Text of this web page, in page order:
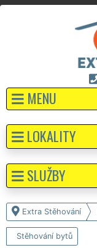
MENU
Extra Stěhování
Stěhování bytů
LOKALITY
SLUŽBY